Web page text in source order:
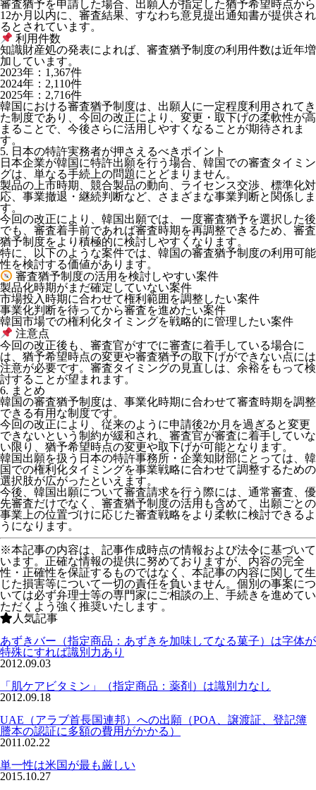
審査猶予を申請した場合、出願人が指定した猶予希望時点から
12か月以内に、審査結果、すなわち意見提出通知書が提供され
るとされています。
利用件数
知識財産処の発表によれば、審査猶予制度の利用件数は近年増
加しています。
2023年：1,367件
2024年：2,110件
2025年：2,716件
韓国における審査猶予制度は、出願人に一定程度利用されてき
た制度であり、今回の改正により、変更・取下げの柔軟性が高
まることで、今後さらに活用しやすくなることが期待されま
す。
5. 日本の特許実務者が押さえるべきポイント
日本企業が韓国に特許出願を行う場合、韓国での審査タイミン
グは、単なる手続上の問題にとどまりません。
製品の上市時期、競合製品の動向、ライセンス交渉、標準化対
応、事業撤退・継続判断など、さまざまな事業判断と関係しま
す。
今回の改正により、韓国出願では、 一度審査猶予を選択した後
でも、審査着手前であれば審査時期を再調整できるため、審査
猶予制度をより積極的に検討しやすくなります。
特に、以下のような案件では、韓国の審査猶予制度の利用可能
性を検討する価値があります。
審査猶予制度の活用を検討しやすい案件
製品化時期がまだ確定していない案件
市場投入時期に合わせて権利範囲を調整したい案件
事業化判断を待ってから審査を進めたい案件
韓国市場での権利化タイミングを戦略的に管理したい案件
注意点
今回の改正後も、審査官がすでに審査に着手している場合に
は、猶予希望時点の変更や審査猶予の取下げができない点には
注意が必要です。審査タイミングの見直しは、余裕をもって検
討することが望まれます。
6. まとめ
韓国の審査猶予制度は、事業化時期に合わせて審査時期を調整
できる有用な制度です。
今回の改正により、従来のように申請後2か月を過ぎると変更
できないという制約が緩和され、審査官が審査に着手していな
い限り、猶予希望時点の変更や取下げが可能となります。
韓国出願を扱う日本の特許事務所・企業知財部にとっては、 韓
国での権利化タイミングを事業戦略に合わせて調整するための
選択肢が広がった といえます。
今後、韓国出願について審査請求を行う際には、通常審査、優
先審査だけでなく、審査猶予制度の活用も含めて、出願ごとの
事業上の位置づけに応じた審査戦略をより柔軟に検討できるよ
うになります。
※本記事の内容は、記事作成時点の情報および法令に基づいて
います。正確な情報の提供に努めておりますが、内容の完全
性・正確性を保証するものではなく、本記事の内容に関して生
じた損害等について一切の責任を負いません。個別の事案につ
いては必ず弁理士等の専門家にご相談の上、手続きを進めてい
ただくよう強く推奨いたします 。
人気記事
あずきバー（指定商品：あずきを加味してなる菓子）は字体が
特殊にすれば識別力あり
2012.09.03
「肌ケアビタミン」（指定商品：薬剤）は識別力なし
2012.09.18
UAE（アラブ首長国連邦）への出願（POA、譲渡証、登記簿
謄本の認証に多額の費用がかかる）
2011.02.22
単一性は米国が最も厳しい
2015.10.27